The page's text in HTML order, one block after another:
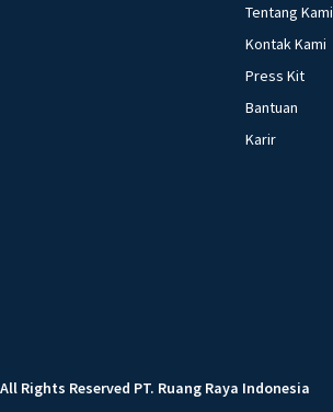
Tentang Kami
Kontak Kami
Press Kit
Bantuan
Karir
All Rights Reserved PT. Ruang Raya Indonesia